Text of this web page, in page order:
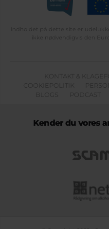
Indholdet på dette site er
ikke nødvendigvis den
KONTAKT &
COOKIEPOLITIK
BLOGS
PODCAST
Kender du vores